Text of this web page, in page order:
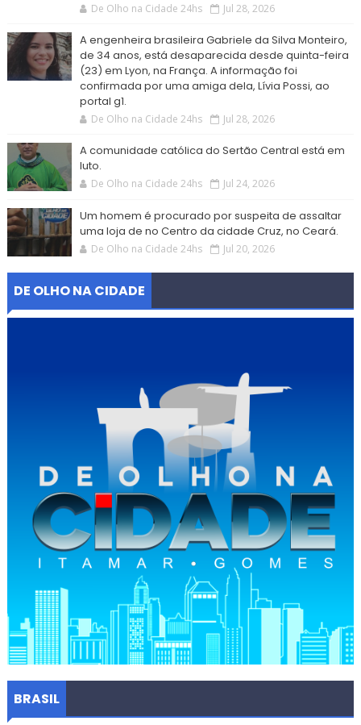
De Olho na Cidade 24hs Jul 28, 2026
A engenheira brasileira Gabriele da Silva Monteiro,
de 34 anos, está desaparecida desde quinta-feira
(23) em Lyon, na França. A informação foi
confirmada por uma amiga dela, Lívia Possi, ao
portal g1.
De Olho na Cidade 24hs Jul 28, 2026
A comunidade católica do Sertão Central está em
luto.
De Olho na Cidade 24hs Jul 24, 2026
Um homem é procurado por suspeita de assaltar
uma loja de no Centro da cidade Cruz, no Ceará.
De Olho na Cidade 24hs Jul 20, 2026
DE OLHO NA CIDADE
BRASIL